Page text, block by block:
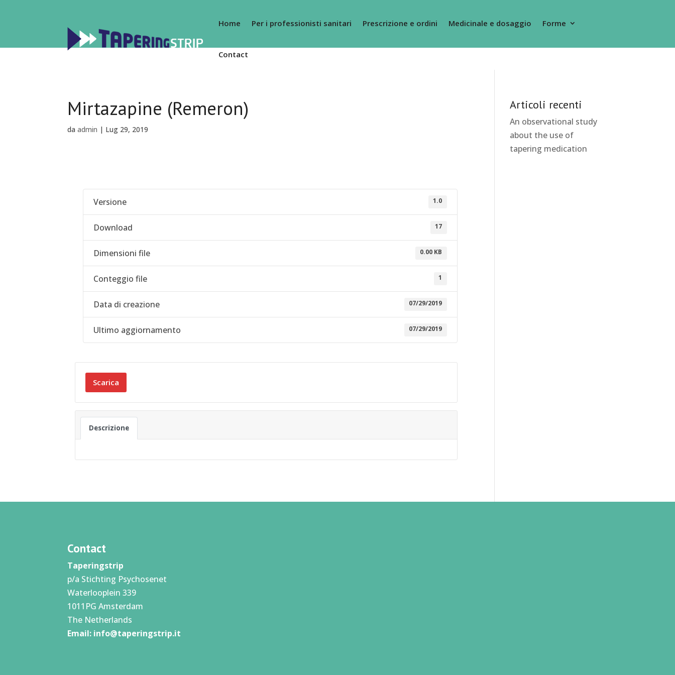
Home Per i professionisti sanitari Prescrizione e ordini Medicinale e dosaggio Forme
Contact
Mirtazapine (Remeron)
daadmin | Lug 29, 2019
Versione 1.0
Download 17
Dimensioni file 0.00 KB
Conteggio file 1
Data di creazione 07/29/2019
Ultimo aggiornamento 07/29/2019
Scarica
Descrizione
Articoli recenti
An observational study
about the use of
tapering medication
Contact
Taperingstrip
p/a Stichting Psychosenet
Waterlooplein 339
1011PG Amsterdam
The Netherlands
Email: info@taperingstrip.it